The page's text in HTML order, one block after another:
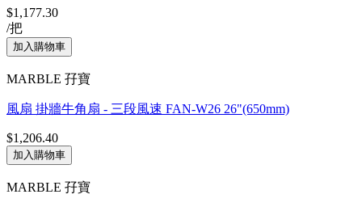
$1,177.30
/把
MARBLE 孖寶
風扇 掛牆牛角扇 - 三段風速 FAN-W26 26"(650mm)
$1,206.40
MARBLE 孖寶